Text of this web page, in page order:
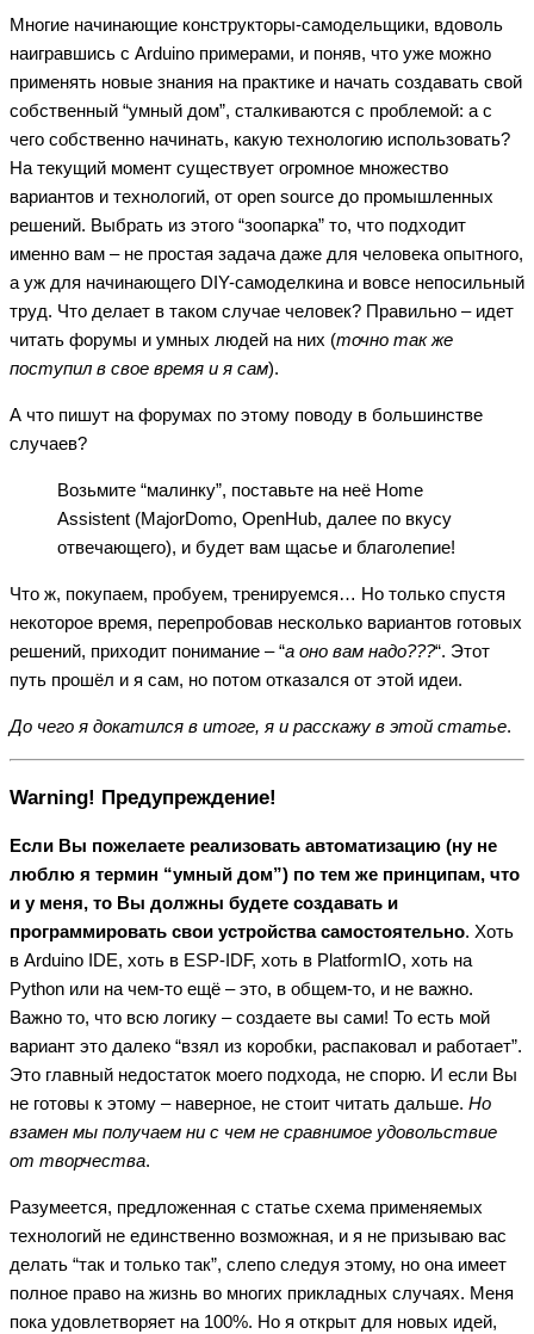
Многие начинающие конструкторы-самодельщики, вдоволь
наигравшись с Arduino примерами, и поняв, что уже можно
применять новые знания на практике и начать создавать свой
собственный “умный дом”, сталкиваются с проблемой: а с
чего собственно начинать, какую технологию использовать?
На текущий момент существует огромное множество
вариантов и технологий, от open source до промышленных
решений. Выбрать из этого “зоопарка” то, что подходит
именно вам – не простая задача даже для человека опытного,
а уж для начинающего DIY-самоделкина и вовсе непосильный
труд. Что делает в таком случае человек? Правильно – идет
читать форумы и умных людей на них (точно так же
поступил в свое время и я сам).
А что пишут на форумах по этому поводу в большинстве
случаев?
Возьмите “малинку”, поставьте на неё Home
Assistent (MajorDomo, OpenHub, далее по вкусу
отвечающего), и будет вам щасье и благолепие!
Что ж, покупаем, пробуем, тренируемся… Но только спустя
некоторое время, перепробовав несколько вариантов готовых
решений, приходит понимание – “а оно вам надо???“. Этот
путь прошёл и я сам, но потом отказался от этой идеи.
До чего я докатился в итоге, я и расскажу в этой статье.
Warning! Предупреждение!
Если Вы пожелаете реализовать автоматизацию (ну не
люблю я термин “умный дом”) по тем же принципам, что
и у меня, то Вы должны будете создавать и
программировать свои устройства самостоятельно. Хоть
в Arduino IDE, хоть в ESP-IDF, хоть в PlatformIO, хоть на
Python или на чем-то ещё – это, в общем-то, и не важно.
Важно то, что всю логику – создаете вы сами! То есть мой
вариант это далеко “взял из коробки, распаковал и работает”.
Это главный недостаток моего подхода, не спорю. И если Вы
не готовы к этому – наверное, не стоит читать дальше. Но
взамен мы получаем ни с чем не сравнимое удовольствие
от творчества.
Разумеется, предложенная с статье схема применяемых
технологий не единственно возможная, и я не призываю вас
делать “так и только так”, слепо следуя этому, но она имеет
полное право на жизнь во многих прикладных случаях. Меня
пока удовлетворяет на 100%. Но я открыт для новых идей,